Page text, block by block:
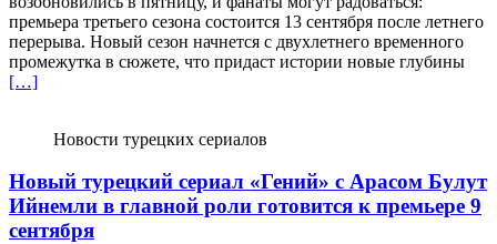
премьера третьего сезона состоится 13 сентября после летнего
перерыва. Новый сезон начнется с двухлетнего временного
промежутка в сюжете, что придаст истории новые глубины
[…]
Новости турецких сериалов
Новый турецкий сериал «Гений» с Арасом Булут
Ийнемли в главной роли готовится к премьере 9
сентября